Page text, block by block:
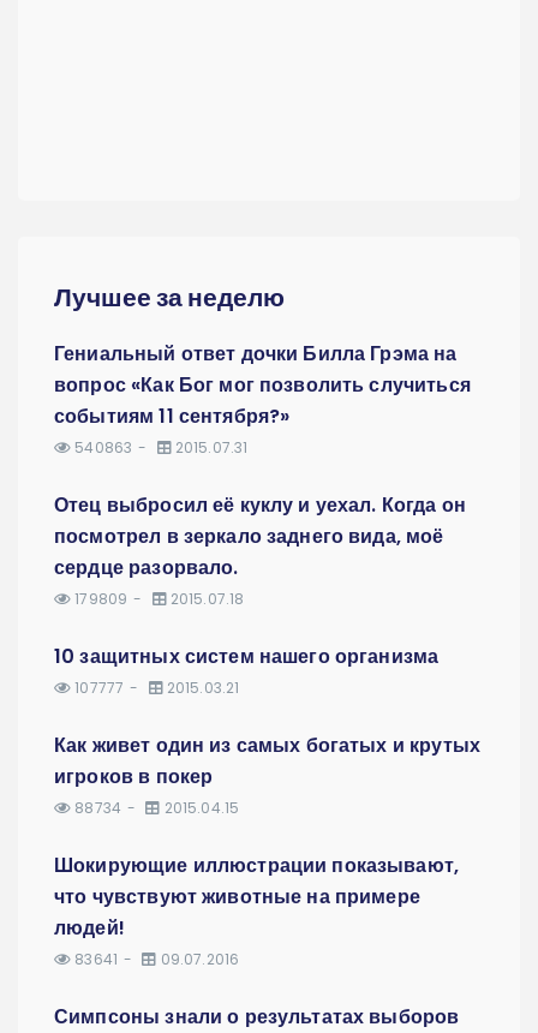
Лучшее за неделю
Гениальный ответ дочки Билла Грэма на
вопрос «Как Бог мог позволить случиться
событиям 11 сентября?»
540863 2015.07.31
Отец выбросил её куклу и уехал. Когда он
посмотрел в зеркало заднего вида, моё
сердце разорвало.
179809 2015.07.18
10 защитных систем нашего организма
107777 2015.03.21
Как живет один из самых богатых и крутых
игроков в покер
88734 2015.04.15
Шокирующие иллюстрации показывают,
что чувствуют животные на примере
людей!
83641 09.07.2016
Симпсоны знали о результатах выборов